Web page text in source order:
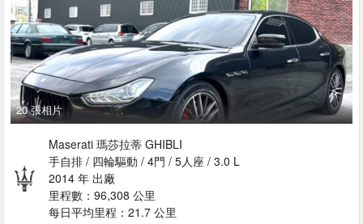
20 張相片
Maserati 瑪莎拉蒂 GHIBLI
手自排 / 四輪驅動 / 4門 / 5人座 / 3.0 L
2014 年 出廠
里程數：96,308 公里
每日平均里程：21.7 公里